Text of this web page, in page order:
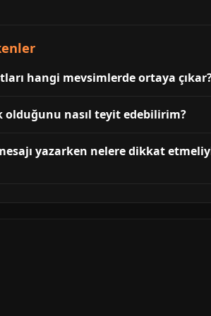
hangi mevsimlerde ortaya
olduğunu nasıl teyit edebilirim?
yazarken nelere dikkat